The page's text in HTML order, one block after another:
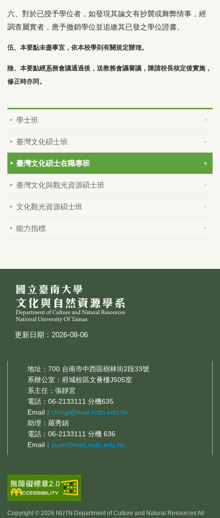
六、對於已授予學位者，如發現其論文有抄襲或舞弊情事，經
調查屬實者，應予撤銷學位並追繳其已發之學位證書。
伍、本要點未盡事宜，依本校學則有關規定辦理。
陸、本要點經系務會議通過後，送教務會議審議，陳請校長核定後實施，
修正時亦同。
學士班
臺灣文化碩士班
臺灣文化碩士在職專班
臺灣文化與觀光資源碩士班
文化觀光資源碩士班
能力指標
更新日期：2026-08-06
地址：700 台南市中西區樹林街2段33號
系辦公室：府城校區文薈樓J505室
系主任：張靜宜
電話：06-2133111 分機635
Email： chingi@mail.nutn.edu.tw
助理：羅秀娟
電話：06-2133111 分機 636
Email： jiuan@mail.nutn.edu.tw
Copyright © 2026 NUTN Department of Culture and Natural Resources All